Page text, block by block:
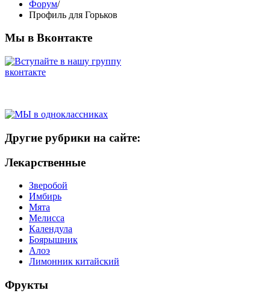
Форум/
Профиль для Горьков
Мы в Вконтакте
Другие рубрики на сайте:
Лекарственные
Зверобой
Имбирь
Мята
Мелисса
Календула
Боярышник
Алоэ
Лимонник китайский
Фрукты